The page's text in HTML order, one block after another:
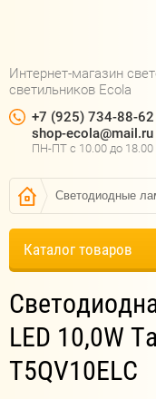
Интернет-магазин
светильников Ecola
+7 (925) 734-88-62
shop-ecola@mail.ru
ПН-ПТ c 10.00 до 18.00
Светодиодные
Каталог товаров
LED 10,0W
T5QV10ELC